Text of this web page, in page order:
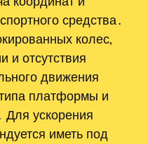
средства․
колес,
и отсутствия
движения
платформы и
Для ускорения
иметь под